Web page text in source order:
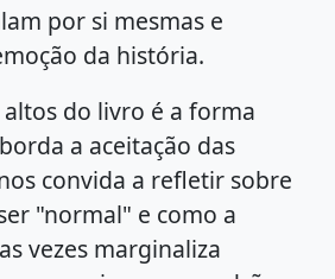
por si mesmas e
da história.
do livro é a forma
a aceitação das
convida a refletir sobre
"normal" e como a
vezes marginaliza